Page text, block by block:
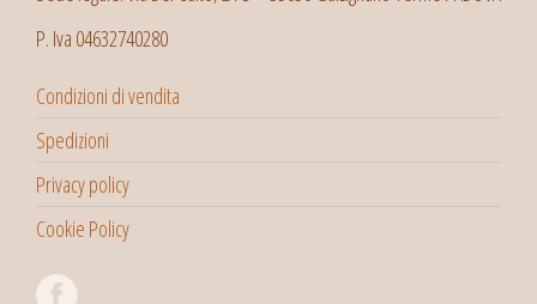
P. Iva 04632740280
Condizioni di vendita
Spedizioni
Privacy policy
Cookie Policy